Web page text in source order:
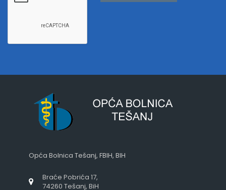
Opća Bolnica Tešanj, FBIH, BIH
Braće Pobrića 17,
74260 Tešanj, BiH